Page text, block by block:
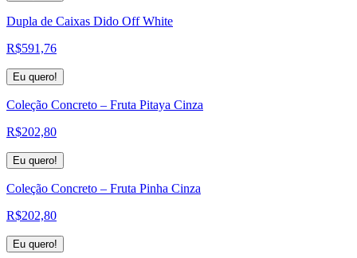
Dupla de Caixas Dido Off White
R$591,76
Eu quero!
Coleção Concreto – Fruta Pitaya Cinza
R$202,80
Eu quero!
Coleção Concreto – Fruta Pinha Cinza
R$202,80
Eu quero!